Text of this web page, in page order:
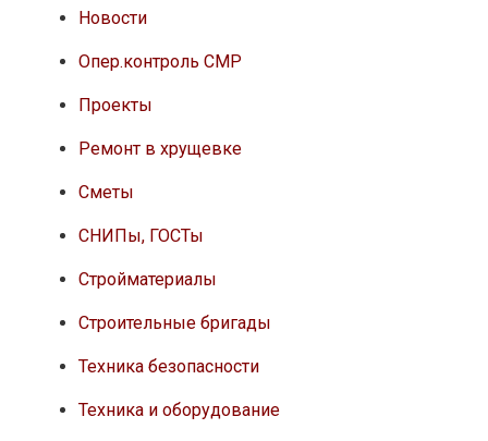
Новости
Опер.контроль СМР
Проекты
Ремонт в хрущевке
Сметы
СНИПы, ГОСТы
Стройматериалы
Строительные бригады
Техника безопасности
Техника и оборудование